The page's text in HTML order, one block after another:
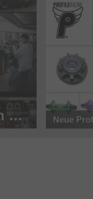
Online Video Premiere - Die Doku zum 20-jährigen Jubiläum des kunstform BMX Shop Neue